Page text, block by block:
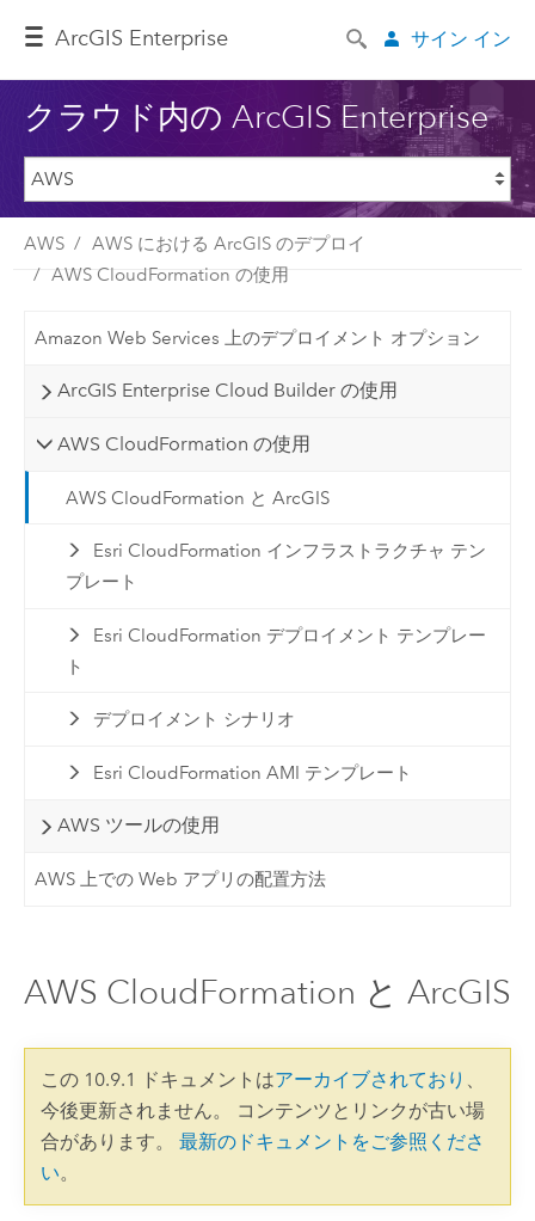
ArcGIS Enterprise サイン イン
クラウド内の ArcGIS Enterprise
AWS
AWS における ArcGIS のデプロイ
AWS CloudFormation の使用
Amazon Web Services 上のデプロイメント オプション
ArcGIS Enterprise Cloud Builder の使用
AWS CloudFormation の使用
AWS CloudFormation と ArcGIS
Esri CloudFormation インフラストラクチャ テン
プレート
Esri CloudFormation デプロイメント テンプレー
ト
デプロイメント シナリオ
Esri CloudFormation AMI テンプレート
AWS ツールの使用
AWS 上での Web アプリの配置方法
AWS CloudFormation と ArcGIS
この 10.9.1 ドキュメントはアーカイブされており 、
今後更新されません。 コンテンツとリンクが古い場
合があります。 最新のドキュメントをご参照くださ
い。